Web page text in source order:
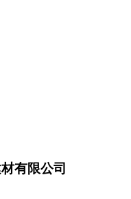
有限公司